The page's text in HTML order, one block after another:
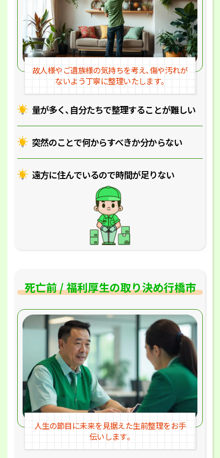
量が多く､自分たちで整理することが難しい
突然のことで何からすべきか分からない
遠方に住んでいるので時間が足りない
故人様やご遺族様の気持ちを考え､傷や汚れが
ないよう丁寧に整理いたします｡
死亡前 / 福利厚生の取り決め行橋市
人生の節目に未来を見据えた生前整理をお手
伝いします｡